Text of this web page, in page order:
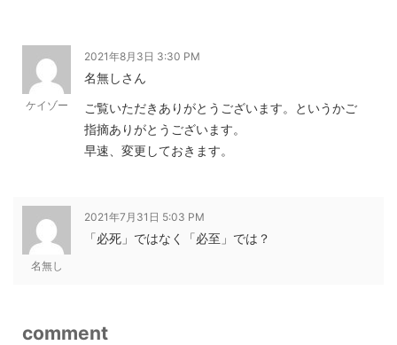
ケイゾー
2021年8月3日 3:30 PM
名無しさん
ご覧いただきありがとうございます。というかご
指摘ありがとうございます。
早速、変更しておきます。
名無し
2021年7月31日 5:03 PM
「必死」ではなく「必至」では？
comment